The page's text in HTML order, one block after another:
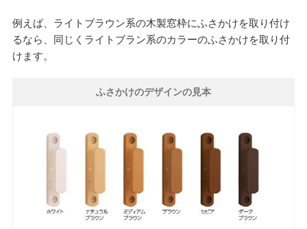
例えば、ライトブラウン系の木製窓枠にふさかけを取り付け
るなら、同じくライトブラン系のカラーのふさかけを取り付
けます。
ふさかけのデザインの見本